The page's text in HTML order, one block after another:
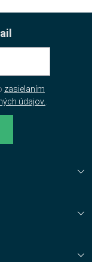
zasielaním
údajov.